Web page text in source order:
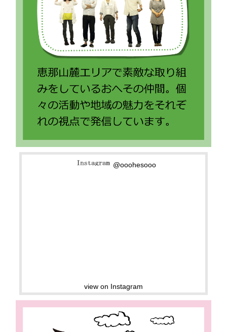
@ooohesooo
view on Instagram